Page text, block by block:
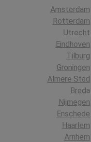
Amsterdam
Rotterdam
Utrecht
Eindhoven
Tilburg
Groningen
Almere Stad
Breda
Nijmegen
Enschede
Haarlem
Arnhem